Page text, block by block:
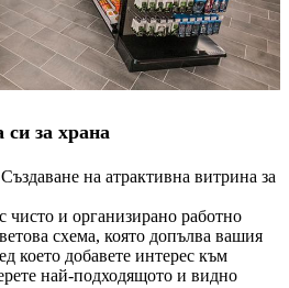
си за храна
на атрактивна витрина за
чисто и организирано работно
схема, която допълва вашия
което добавете интерес към
най-подходящото и видно